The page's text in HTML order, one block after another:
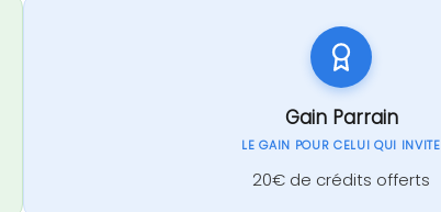
Gain Parrain
LE GAIN POUR CELUI QUI INVITE
20€ de crédits offerts